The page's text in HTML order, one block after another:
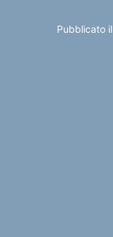
Pubblicato il